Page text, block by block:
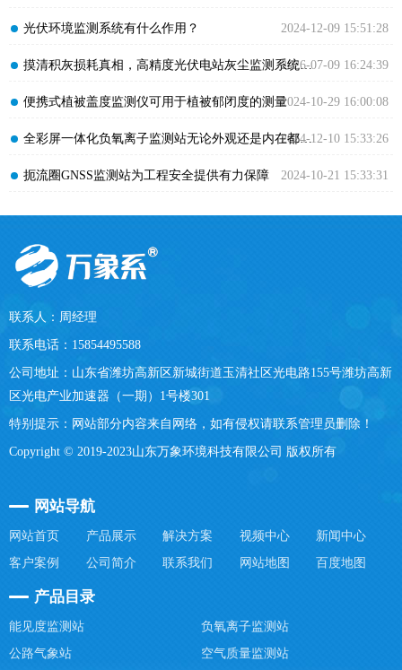
2024-12-09 15:51:28
​光伏环境监测系统有什么作用？
2026-07-09 16:24:39
​摸清积灰损耗真相，高精度光伏电站灰尘监测系统实现科学运维
2024-10-29 16:00:08
​便携式植被盖度监测仪可用于植被郁闭度的测量
2024-12-10 15:33:26
​全彩屏一体化负氧离子监测站无论外观还是内在都值得选择哦
2024-10-21 15:33:31
​扼流圈GNSS监测站为工程安全提供有力保障
联系人：周经理
联系电话：15854495588
公司地址：山东省潍坊高新区新城街道玉清社区光电路155号潍坊高新
区光电产业加速器（一期）1号楼301
特别提示：网站部分内容来自网络，如有侵权请联系管理员删除！
Copyright © 2019-2023山东万象环境科技有限公司 版权所有
网站导航
网站首页 产品展示 解决方案 视频中心
新闻中心
客户案例
公司简介 联系我们 网站地图 百度地图
产品目录
能见度监测站
负氧离子监测站
公路气象站
空气质量监测站